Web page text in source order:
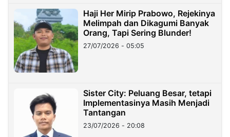
Haji Her Mirip Prabowo, Rejekinya
Melimpah dan Dikagumi Banyak
Orang, Tapi Sering Blunder!
27/07/2026 - 05:05
Sister City: Peluang Besar, tetapi
Implementasinya Masih Menjadi
Tantangan
23/07/2026 - 20:08